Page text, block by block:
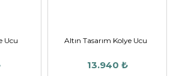
Ucu Altın Tasarım Kolye Ucu
13.940 ₺